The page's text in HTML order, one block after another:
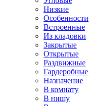
Низкие
Особенности
Встроенные
Из кладовки
Закрытые
Открытые
Раздвижные
Назначение
В комнату
В нишу